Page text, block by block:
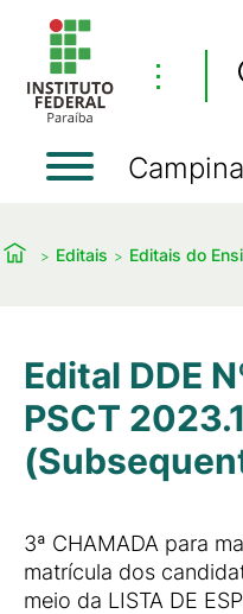
⋮
Editais Editais do
Edital DDE
PSCT 2023.1
3ª CHAMADA para
matrícula dos
meio da LISTA DE